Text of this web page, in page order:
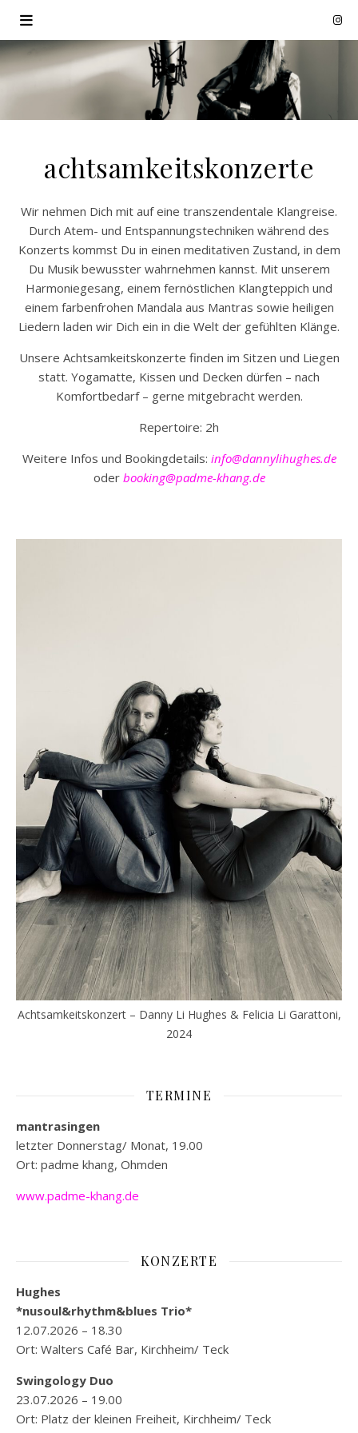
achtsamkeitskonzerte
Wir nehmen Dich mit auf eine transzendentale Klangreise.
Durch Atem- und Entspannungstechniken während des
Konzerts kommst Du in einen meditativen Zustand, in dem
Du Musik bewusster wahrnehmen kannst. Mit unserem
Harmoniegesang, einem fernöstlichen Klangteppich und
einem farbenfrohen Mandala aus Mantras sowie heiligen
Liedern laden wir Dich ein in die Welt der gefühlten Klänge.
Unsere Achtsamkeitskonzerte finden im Sitzen und Liegen
statt. Yogamatte, Kissen und Decken dürfen – nach
Komfortbedarf – gerne mitgebracht werden.
Repertoire: 2h
Weitere Infos und Bookingdetails: info@dannylihughes.de
oder booking@padme-khang.de
Achtsamkeitskonzert – Danny Li Hughes & Felicia Li Garattoni,
2024
TERMINE
mantrasingen
letzter Donnerstag/ Monat, 19.00
Ort: padme khang, Ohmden
www.padme-khang.de
KONZERTE
Hughes
*nusoul&rhythm&blues Trio*
12.07.2026 – 18.30
Ort: Walters Café Bar, Kirchheim/ Teck
Swingology Duo
23.07.2026 – 19.00
Ort: Platz der kleinen Freiheit, Kirchheim/ Teck